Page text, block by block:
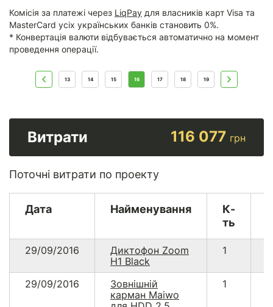
Комісія за платежі через LiqPay для власників карт Visa та
MasterCard усіх українських банків становить 0%.
* Конвертація валюти відбувається автоматично на момент
проведення операції.
13 14 15 16 17 18 19
Витрати 116 077 грн
Поточні витрати по проекту
Дата Найменування
К-
ть
29/09/2016
Диктофон Zoom
H1 Black
1
29/09/2016
Зовнішній
карман Maiwo
1